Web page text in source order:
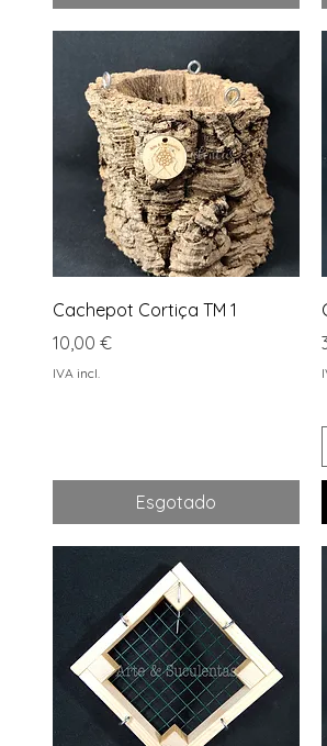
Visualização rápida
Cachepot Cortiça TM 1
Preço
10,00 €
IVA incl.
Esgotado